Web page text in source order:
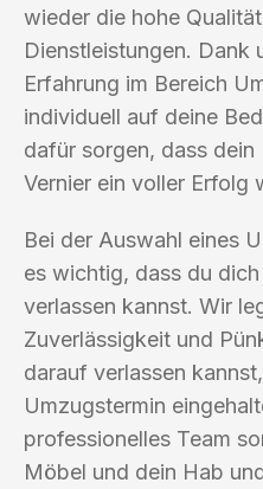
wieder die hohe
Dienstleistungen. Dank
Erfahrung im Bereich
individuell auf deine
dafür sorgen, dass
Vernier ein voller Erfolg
Bei der Auswahl eines
es wichtig, dass du
verlassen kannst. Wir
Zuverlässigkeit und
darauf verlassen
Umzugstermin
professionelles Team
Möbel und dein Hab